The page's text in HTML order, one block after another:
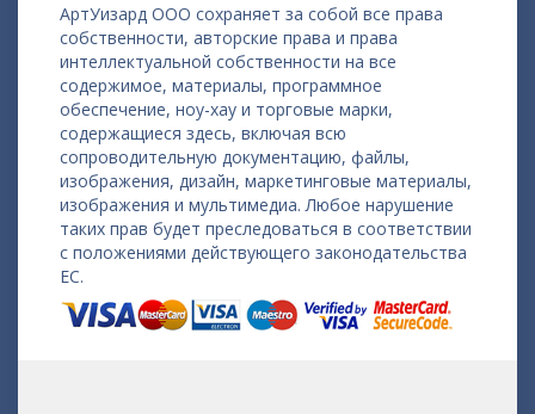
АртУизард ООО сохраняет за собой все права
собственности, авторские права и права
интеллектуальной собственности на все
содержимое, материалы, программное
обеспечение, ноу-хау и торговые марки,
содержащиеся здесь, включая всю
сопроводительную документацию, файлы,
изображения, дизайн, маркетинговые материалы,
изображения и мультимедиа. Любое нарушение
таких прав будет преследоваться в соответствии
с положениями действующего законодательства
ЕС.